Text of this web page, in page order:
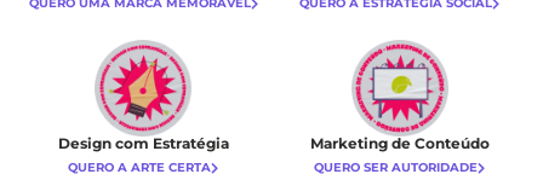
QUERO UMA MARCA MEMORÁVEL QUERO A ESTRATÉGIA SOCIAL
Design com Estratégia
QUERO A ARTE CERTA
Marketing de Conteúdo
QUERO SER AUTORIDADE